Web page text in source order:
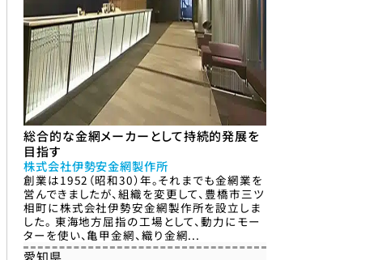
総合的な金網メーカーとして持続的発展を
目指す
株式会社伊勢安金網製作所
創業は1952（昭和30）年。それまでも金網業を
営んできましたが、組織を変更して、豊橋市三ツ
相町に株式会社伊勢安金網製作所を設立しま
した。 東海地方屈指の工場として、動力にモー
ターを使い、亀甲金網、織り金網...
愛知県